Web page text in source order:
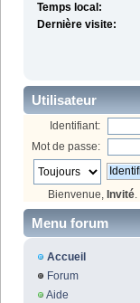
Temps local:
Dernière visite:
Utilisateur
Identifiant:
Mot de passe:
Bienvenue, Invité
Menu forum
Accueil
Forum
Aide